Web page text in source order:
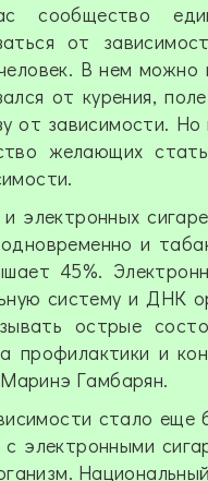
сообщество
от
В нем можно
от курения,
от зависимости.
желающих
электронных
и
45%.
систему и ДНК
острые
профилактики и
Гамбарян.
стало еще
электронными